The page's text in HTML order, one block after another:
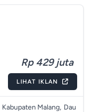
Rp 429 juta
LIHAT IKLAN
Kabupaten Malang, Dau